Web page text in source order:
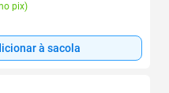
pix)
à sacola